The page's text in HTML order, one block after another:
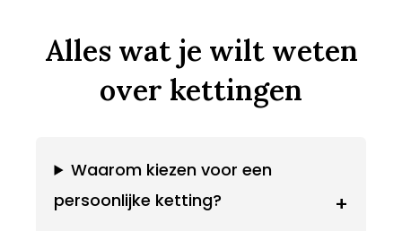
Alles wat je wilt weten
over kettingen
Waarom kiezen voor een
persoonlijke ketting?
+